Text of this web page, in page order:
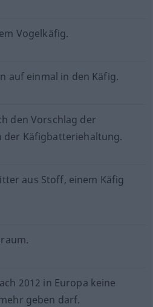
Vogelkäfig.
auf einmal in den Käfig.
den Vorschlag der
der Käfigbatteriehaltung.
aus Stoff, einem Käfig
2012 in Europa keine
geben darf.